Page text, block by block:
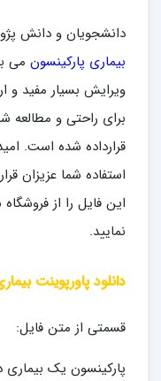
دانشجویان و دانش
بیماری پارکینسون می
برای راحتی و مطالعه
قرارداده شده است.
استفاده شما عزیزان
این فایل را از
نمایید.
دانلود پاورپوینت
قسمتی از متن فایل:
پارکینسون یک بیماری